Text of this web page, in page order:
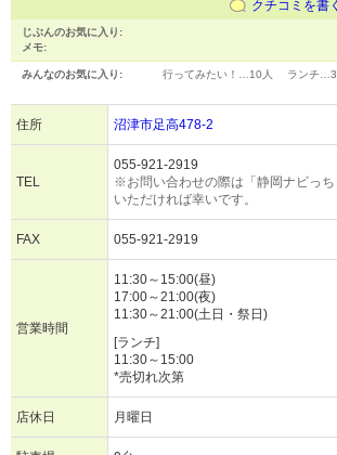
クチコミを書く
じぶんのお気に入り:
メモ:
みんなのお気に入り: 行ってみたい！… 10人 ランチ… 3
住所 沼津市足高478-2
TEL
055-921-2919
※お問い合わせの際は「静岡ナビっち
いただければ幸いです。
FAX 055-921-2919
営業時間
11:30～15:00(昼)
17:00～21:00(夜)
11:30～21:00(土日・祭日)
[ランチ]
11:30～15:00
*売切れ次第
店休日 月曜日